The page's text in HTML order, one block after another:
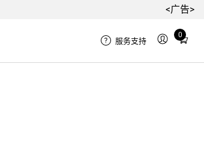
<广告>
服务支持
0
Total
in